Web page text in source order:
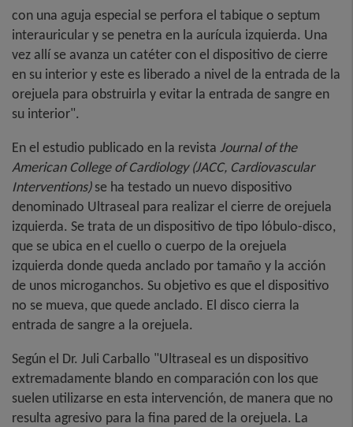
con una aguja especial se perfora el tabique o septum
interauricular y se penetra en la aurícula izquierda. Una
vez allí se avanza un catéter con el dispositivo de cierre
en su interior y este es liberado a nivel de la entrada de la
orejuela para obstruirla y evitar la entrada de sangre en
su interior".
En el estudio publicado en la revista Journal of the
American College of Cardiology (JACC, Cardiovascular
Interventions)se ha testado un nuevo dispositivo
denominado Ultraseal para realizar el cierre de orejuela
izquierda. Se trata de un dispositivo de tipo lóbulo-disco,
que se ubica en el cuello o cuerpo de la orejuela
izquierda donde queda anclado por tamaño y la acción
de unos microganchos. Su objetivo es que el dispositivo
no se mueva, que quede anclado. El disco cierra la
entrada de sangre a la orejuela.
Según el Dr. Juli Carballo "Ultraseal es un dispositivo
extremadamente blando en comparación con los que
suelen utilizarse en esta intervención, de manera que no
resulta agresivo para la fina pared de la orejuela. La